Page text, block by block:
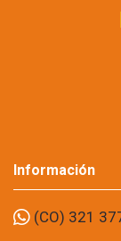
Foto: suministrada